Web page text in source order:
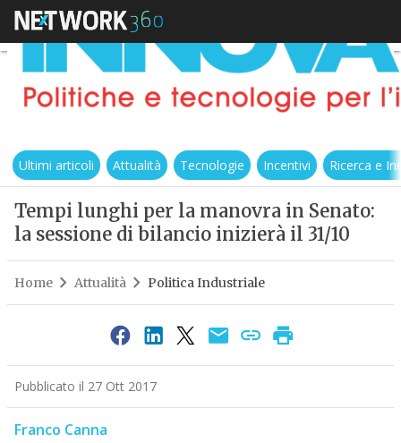
Ultimi articoli Attualità Tecnologie Incentivi Ricerca e
Tempi lunghi per la manovra in Senato:
la sessione di bilancio inizierà il 31/10
Home Attualità Politica Industriale
Pubblicato il 27 Ott 2017
Franco Canna